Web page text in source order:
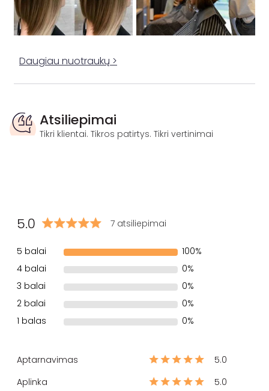
Daugiau nuotraukų >
Atsiliepimai
Tikri klientai. Tikros patirtys. Tikri vertinimai
5.0 7 atsiliepimai
5 balai
100%
4 balai
0%
3 balai
0%
2 balai
0%
1 balas
0%
Aptarnavimas
5.0
Aplinka
5.0